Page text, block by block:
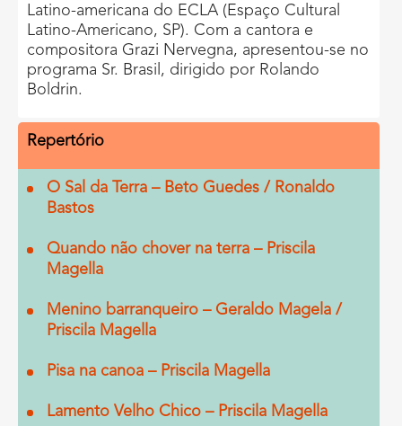
Latino-americana do ECLA (Espaço Cultural
Latino-Americano, SP). Com a cantora e
compositora Grazi Nervegna, apresentou-se no
programa Sr. Brasil, dirigido por Rolando
Boldrin.
Repertório
O Sal da Terra – Beto Guedes / Ronaldo
Bastos
Quando não chover na terra – Priscila
Magella
Menino barranqueiro – Geraldo Magela /
Priscila Magella
Pisa na canoa – Priscila Magella
Lamento Velho Chico – Priscila Magella